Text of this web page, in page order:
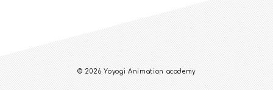
© 2026 Yoyogi Animation academy